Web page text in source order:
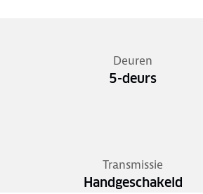
Deuren
5-deurs
Transmissie
Handgeschakeld